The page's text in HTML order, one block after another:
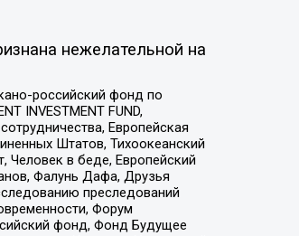
нежелательной на
российский фонд по
INVESTMENT FUND,
Европейская
Штатов, Тихоокеанский
Человек в беде, Европейский
Фалунь Дафа, Друзья
преследований
Форум
фонд, Фонд Будущее